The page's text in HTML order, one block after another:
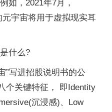
如，2021年7月，
宇宙将用于虚拟现实耳
什么?
”写进招股说明书的公
个关键特征， 即Identity
沉浸感)、Low